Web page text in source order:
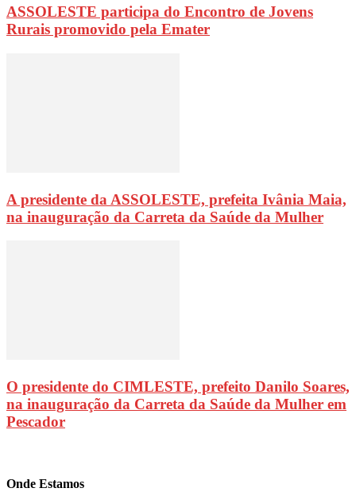
ASSOLESTE participa do Encontro de Jovens
Rurais promovido pela Emater
A presidente da ASSOLESTE, prefeita Ivânia Maia,
na inauguração da Carreta da Saúde da Mulher
O presidente do CIMLESTE, prefeito Danilo Soares,
na inauguração da Carreta da Saúde da Mulher em
Pescador
Onde Estamos